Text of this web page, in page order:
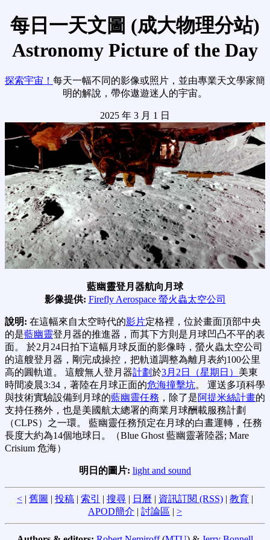
每日一天文圖 (成大物理分站)
Astronomy Picture of the Day
探索宇宙！ 每天一幅不同的影像或照片，並由專業天文學家簡
明的解說，帶你遨遊迷人的宇宙。
2025 年 3 月 1 日
藍幽靈登月器航向月球
影像提供: Firefly Aerospace 螢火蟲太空公司
說明: 在這幅來自太空時代的影片定格裡，位於畫面頂部中央
的是藍幽靈登月器的推進器，而其下方則是月球凹凸不平的表
面。 於2月24日拍下這幅月球反面的影像時，螢火蟲太空公司
的這艘登月器，剛完成操控，把軌道調整為離月表約100公里
高的圓軌道。 這艘無人登月器計劃於3月2日（星期日） 美東
時間凌晨3:34，著陸在月球正面的危海撞擊坑。 運送多項科學
與技術實驗設備到月球的藍幽靈任務 ，除了是阿提米絲計畫的
支持任務外，也是美國航太總署的商業月球酬載服務計劃
（CLPS）之一環。 藍幽靈任務預定在月球的白晝運轉，任務
長度大約為14個地球日。（Blue Ghost 藍幽靈著陸器; Mare
Crisium 危海）
明日的圖片: light and sound
< | 舊圖 | 投稿 | 索引 | 搜尋 | 日曆 | 資訊訂閱 (RSS) | 教育 |
APOD簡介 | 討論區 | >